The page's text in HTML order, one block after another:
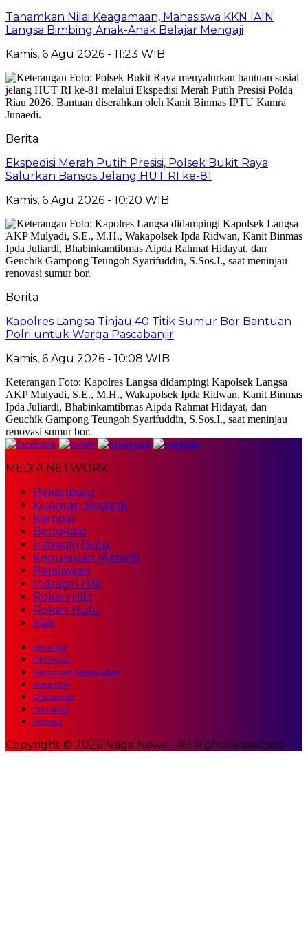
Tanamkan Nilai Keagamaan, Mahasiswa KKN IAIN
Langsa Bimbing Anak-Anak Belajar Mengaji
Kamis, 6 Agu 2026 - 11:23 WIB
Berita
Ekspedisi Merah Putih Presisi, Polsek Bukit Raya
Salurkan Bansos Jelang HUT RI ke-81
Kamis, 6 Agu 2026 - 10:20 WIB
Berita
Kapolres Langsa Tinjau 40 Titik Sumur Bor Bantuan
Polri untuk Warga Pascabanjir
Kamis, 6 Agu 2026 - 10:08 WIB
Keterangan Foto: Kapolres Langsa didampingi Kapolsek Langsa
AKP Mulyadi, S.E., M.H., Wakapolsek Ipda Ridwan, Kanit Binmas
Ipda Juliardi, Bhabinkamtibmas Aipda Rahmat Hidayat, dan
Geuchik Gampong Teungoh Syarifuddin, S.Sos.I., saat meninjau
renovasi sumur bor.
MEDIA NETWORK
Pekanbaru
Kuantan Singingi
Kampar
Bengkalis
Indragiri Hulu
Kepulauan Meranti
Pelalawan
Indragiri Hilir
Rokan Hilir
Rokan Hulu
Siak
Beranda
REDAKSI
Pedoman Media Siber
Kode Etik
Disclaimer
Info Iklan
Kontak
Copyright © 2026 Naga News - All Rights Reserved